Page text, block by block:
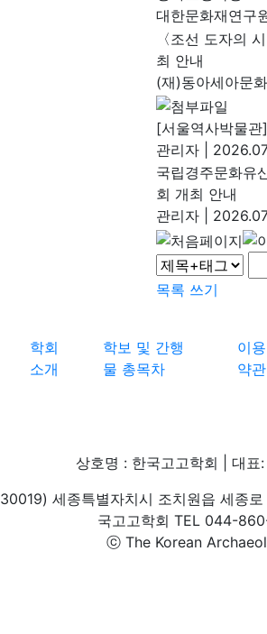
대한문화재연구
〈조선 도자의
최 안내
(재)동아세아문
[서울역사박물
관리자
국립경주문화유
회 개최 안내
관리자
목록 쓰기
학회
소개
학보 및 간행
물 총목차
이용
약관
상호명 : 한국고고학회 | 대
30019) 세종특별자치시 조치원읍 세종
국고고학회 TEL 044-
ⓒ The Korean